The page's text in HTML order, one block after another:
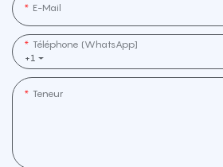
E-Mail
+1
Téléphone (WhatsApp]
Teneur